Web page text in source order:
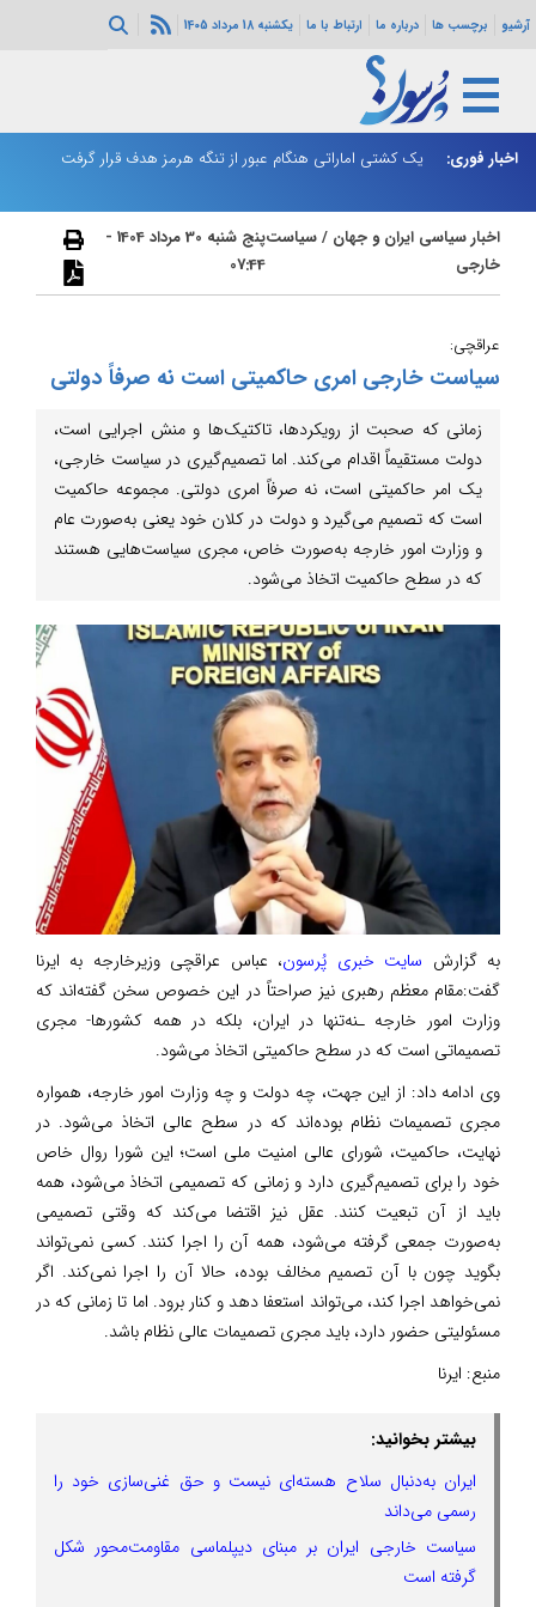
آرشیو برچسب ها درباره ما ارتباط با ما یکشنبه 18 مرداد 1405
اخبار فوری: یک کشتی اماراتی هنگام عبور از تنگه هرمز هدف قرار گرفت
بورس تهران سقف تاریخی جدید زد
اخبار سیاسی ایران و جهان /سیاست
خارجی
پنج شنبه 30 مرداد 1404 -
07:44
عراقچی:
سیاست خارجی امری حاکمیتی است نه صرفاً دولتی
زمانی که صحبت از رویکردها، تاکتیک‌ها و منش اجرایی است،
دولت مستقیماً اقدام می‌کند. اما تصمیم‌گیری در سیاست خارجی،
یک امر حاکمیتی است، نه صرفاً امری دولتی. مجموعه حاکمیت
است که تصمیم می‌گیرد و دولت در کلان خود یعنی به‌صورت عام
و وزارت امور خارجه به‌صورت خاص، مجری سیاست‌هایی هستند
که در سطح حاکمیت اتخاذ می‌شود.
به گزارش سایت خبری پُرسون، عباس عراقچی وزیرخارجه به ایرنا
گفت:مقام معظم رهبری نیز صراحتاً در این خصوص سخن گفته‌اند که
وزارت امور خارجه ـنه‌تنها در ایران، بلکه در همه کشورها- مجری
تصمیماتی است که در سطح حاکمیتی اتخاذ می‌شود.
وی ادامه داد: از این جهت، چه دولت و چه وزارت امور خارجه، همواره
مجری تصمیمات نظام بوده‌اند که در سطح عالی اتخاذ می‌شود. در
نهایت، حاکمیت، شورای عالی امنیت ملی است؛ این شورا روال خاص
خود را برای تصمیم‌گیری دارد و زمانی که تصمیمی اتخاذ می‌شود، همه
باید از آن تبعیت کنند. عقل نیز اقتضا می‌کند که وقتی تصمیمی
به‌صورت جمعی گرفته می‌شود، همه آن را اجرا کنند. کسی نمی‌تواند
بگوید چون با آن تصمیم مخالف بوده، حالا آن را اجرا نمی‌کند. اگر
نمی‌خواهد اجرا کند، می‌تواند استعفا دهد و کنار برود. اما تا زمانی که در
مسئولیتی حضور دارد، باید مجری تصمیمات عالی نظام باشد.
منبع: ایرنا
بیشتر بخوانید:
ایران به‌دنبال سلاح هسته‌ای نیست و حق غنی‌سازی خود را
رسمی می‌داند
سیاست خارجی ایران بر مبنای دیپلماسی مقاومت‌محور شکل
گرفته است